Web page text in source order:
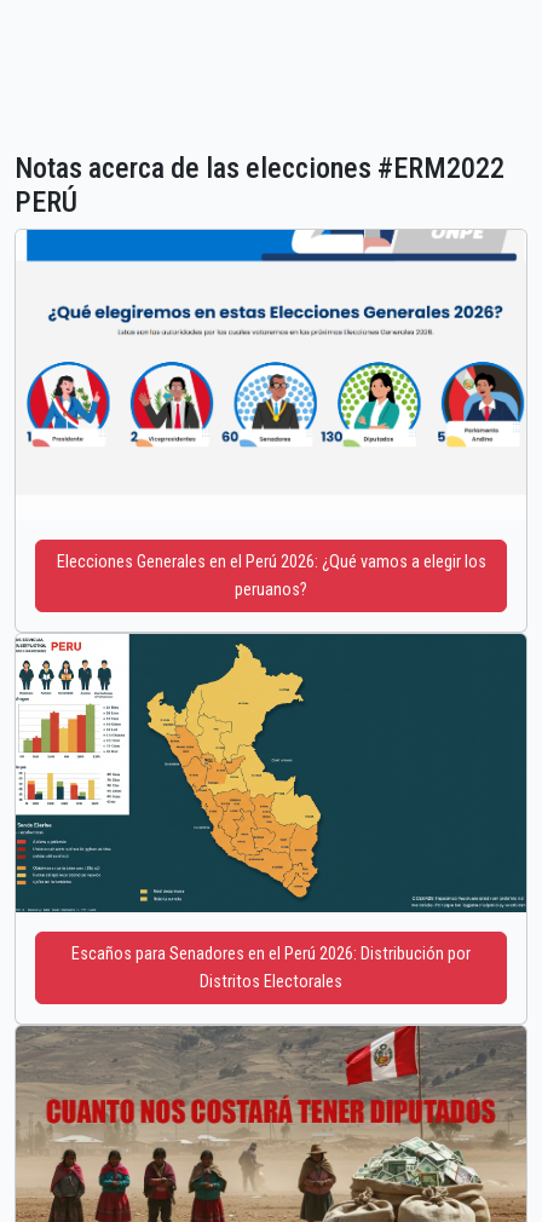
Notas acerca de las elecciones #ERM2022
PERÚ
Elecciones Generales en el Perú 2026: ¿Qué vamos a elegir los
peruanos?
Escaños para Senadores en el Perú 2026: Distribución por
Distritos Electorales